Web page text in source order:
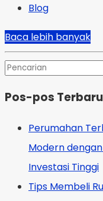
Blog
Baca lebih banyak
Pos-pos Terbaru
Perumahan
Modern
Investasi Tinggi
Tips Membeli